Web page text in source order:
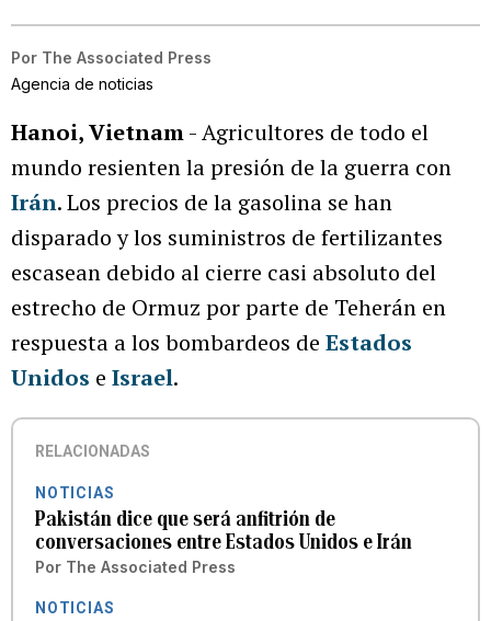
Por The Associated Press
Agencia de noticias
Hanoi, Vietnam- Agricultores de todo el
mundo resienten la presión de la guerra con
Irán. Los precios de la gasolina se han
disparado y los suministros de fertilizantes
escasean debido al cierre casi absoluto del
estrecho de Ormuz por parte de Teherán en
respuesta a los bombardeos de Estados
Unidos e Israel.
RELACIONADAS
NOTICIAS
Pakistán dice que será anfitrión de
conversaciones entre Estados Unidos e Irán
Por The Associated Press
NOTICIAS